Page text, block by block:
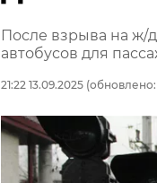
После взрыва на ж/
автобусов для
21:22 13.09.2025 (обновлено: